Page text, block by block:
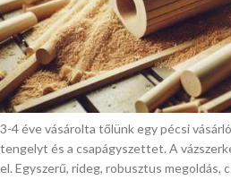
Kúpos
hasítókúppal –
Hoffmann Zsolt Be
3-4 éve vásárolta tőlünk egy pécsi
tengelyt és a csapágyszettet. A
el. Egyszerű, rideg, robusztus megoldás,